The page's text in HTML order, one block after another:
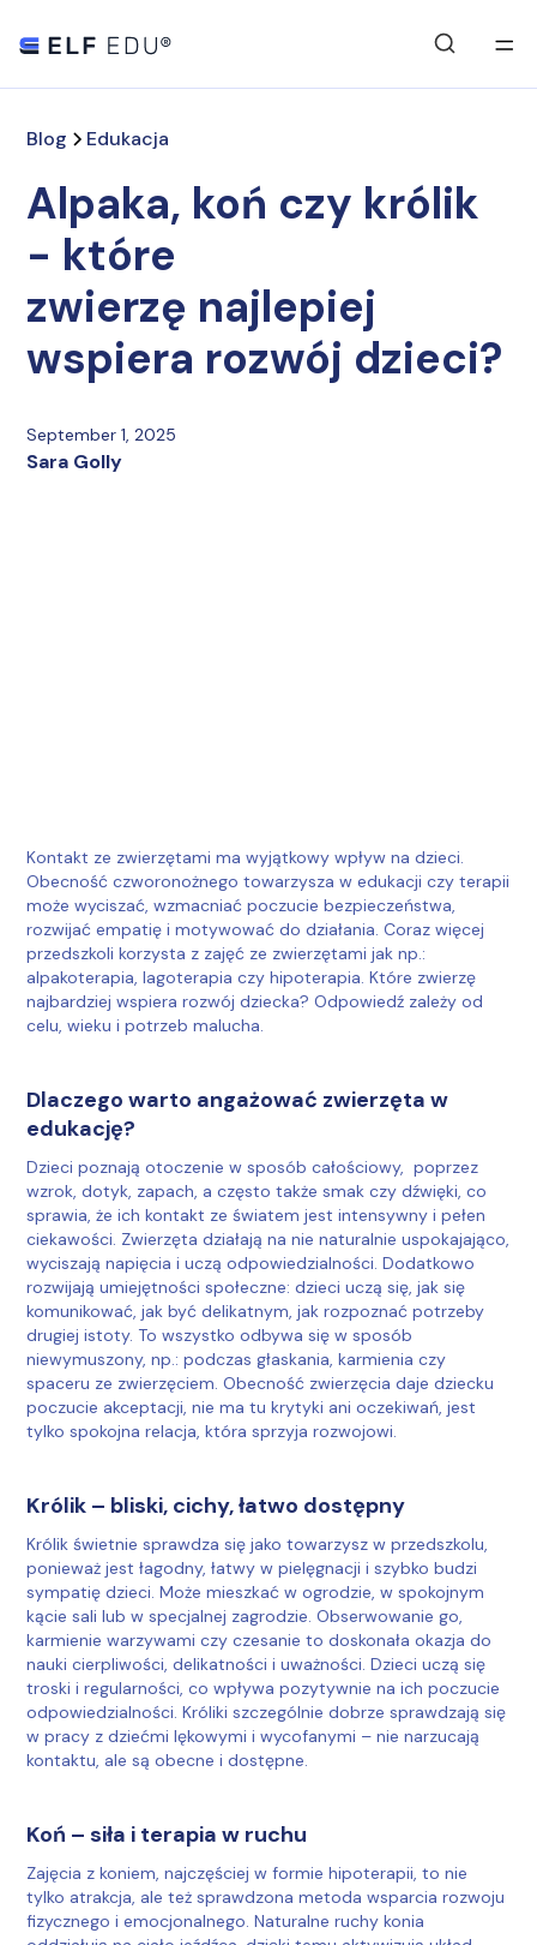
Blog Edukacja
Alpaka, koń czy królik
- które
zwierzę najlepiej
wspiera rozwój dzieci?
September 1, 2025
Sara Golly
Kontakt ze zwierzętami ma wyjątkowy wpływ na dzieci.
Obecność czworonożnego towarzysza w edukacji czy terapii
może wyciszać, wzmacniać poczucie bezpieczeństwa,
rozwijać empatię i motywować do działania. Coraz więcej
przedszkoli korzysta z zajęć ze zwierzętami jak np.:
alpakoterapia, lagoterapia czy hipoterapia. Które zwierzę
najbardziej wspiera rozwój dziecka? Odpowiedź zależy od
celu, wieku i potrzeb malucha.
Dlaczego warto angażować zwierzęta w
edukację?
Dzieci poznają otoczenie w sposób całościowy, poprzez
wzrok, dotyk, zapach, a często także smak czy dźwięki, co
sprawia, że ich kontakt ze światem jest intensywny i pełen
ciekawości. Zwierzęta działają na nie naturalnie uspokajająco,
wyciszają napięcia i uczą odpowiedzialności. Dodatkowo
rozwijają umiejętności społeczne: dzieci uczą się, jak się
komunikować, jak być delikatnym, jak rozpoznać potrzeby
drugiej istoty. To wszystko odbywa się w sposób
niewymuszony, np.: podczas głaskania, karmienia czy
spaceru ze zwierzęciem. Obecność zwierzęcia daje dziecku
poczucie akceptacji, nie ma tu krytyki ani oczekiwań, jest
tylko spokojna relacja, która sprzyja rozwojowi.
Królik – bliski, cichy, łatwo dostępny
Królik świetnie sprawdza się jako towarzysz w przedszkolu,
ponieważ jest łagodny, łatwy w pielęgnacji i szybko budzi
sympatię dzieci. Może mieszkać w ogrodzie, w spokojnym
kącie sali lub w specjalnej zagrodzie. Obserwowanie go,
karmienie warzywami czy czesanie to doskonała okazja do
nauki cierpliwości, delikatności i uważności. Dzieci uczą się
troski i regularności, co wpływa pozytywnie na ich poczucie
odpowiedzialności. Króliki szczególnie dobrze sprawdzają się
w pracy z dziećmi lękowymi i wycofanymi – nie narzucają
kontaktu, ale są obecne i dostępne.
Koń – siła i terapia w ruchu
Zajęcia z koniem, najczęściej w formie hipoterapii, to nie
tylko atrakcja, ale też sprawdzona metoda wsparcia rozwoju
fizycznego i emocjonalnego. Naturalne ruchy konia